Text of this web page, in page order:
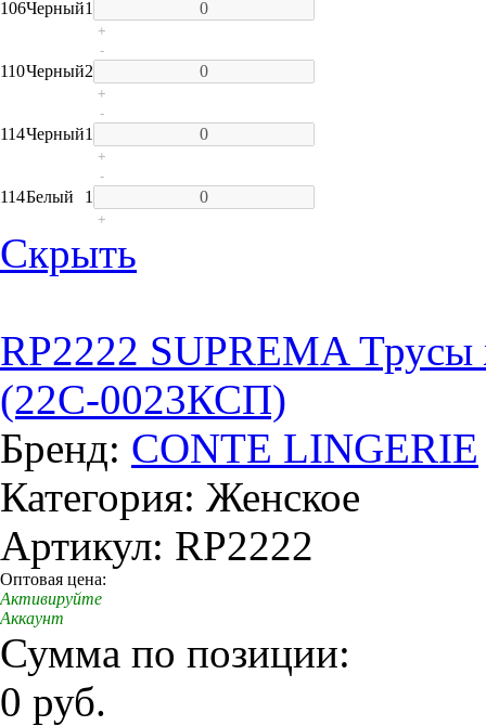
106Черный1
+
110Черный2
-
+
114Черный1
-
+
114Белый 1
-
+
Скрыть
RP2222 SUPREMA
(22С-0023КСП)
Бренд: CONTE LINGERIE
Категория: Женское
Артикул: RP2222
Оптовая цена:
Активируйте
Аккаунт
Сумма по позиции:
0 руб.